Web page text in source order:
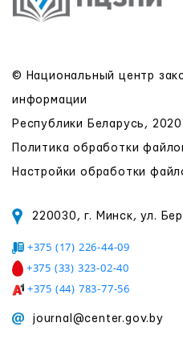
© Национальный центр
информации
Республики Беларусь,
Политика обработки
Настройки обработки
220030, г. Минск, ул.
+375 (17) 226-44-09
+375 (33) 323-02-40
+375 (44) 783-77-56
journal@center.gov.by